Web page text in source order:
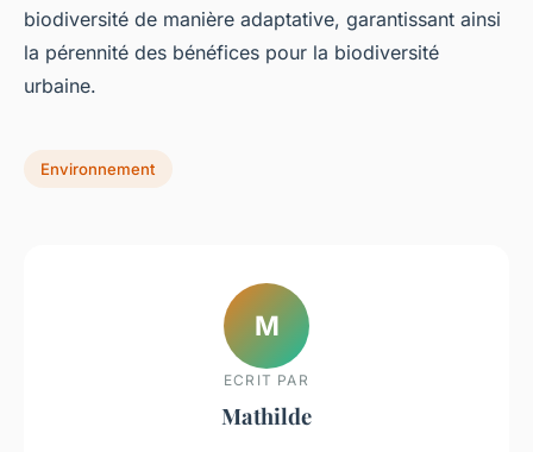
biodiversité de manière adaptative, garantissant ainsi
la pérennité des bénéfices pour la biodiversité
urbaine.
Environnement
M
ECRIT PAR
Mathilde